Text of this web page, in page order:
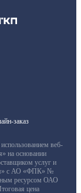
заказ
веб-
на основании
услуг и
с АО «ФПК» №
ресурсом ОАО
цена